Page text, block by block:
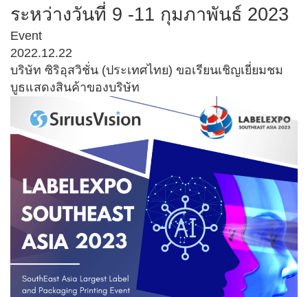
ระหว่างวันที่ 9 -11 กุมภาพันธ์ 2023
Event
2022.12.22
บริษัท ซิริอุสวิชั่น (ประเทศไทย) ขอเรียนเชิญเยี่ยมชม
บูธแสดงสินค้าของบริษัท